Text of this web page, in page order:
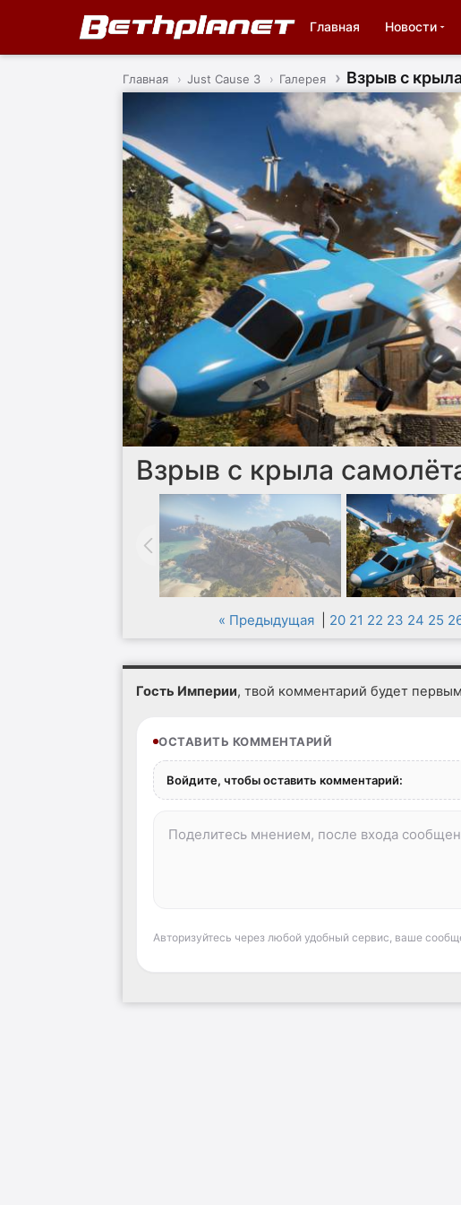
Главная Новости
Главная Just Cause 3 Галерея Взрыв с
Взрыв с крыла
« Предыдущая| 20 21 22 23 24 25
Гость Империи, твой комментарий будет
ОСТАВИТЬ КОММЕНТАРИЙ
Войдите, чтобы оставить комментарий:
Авторизуйтесь через любой удобный сервис, ваше